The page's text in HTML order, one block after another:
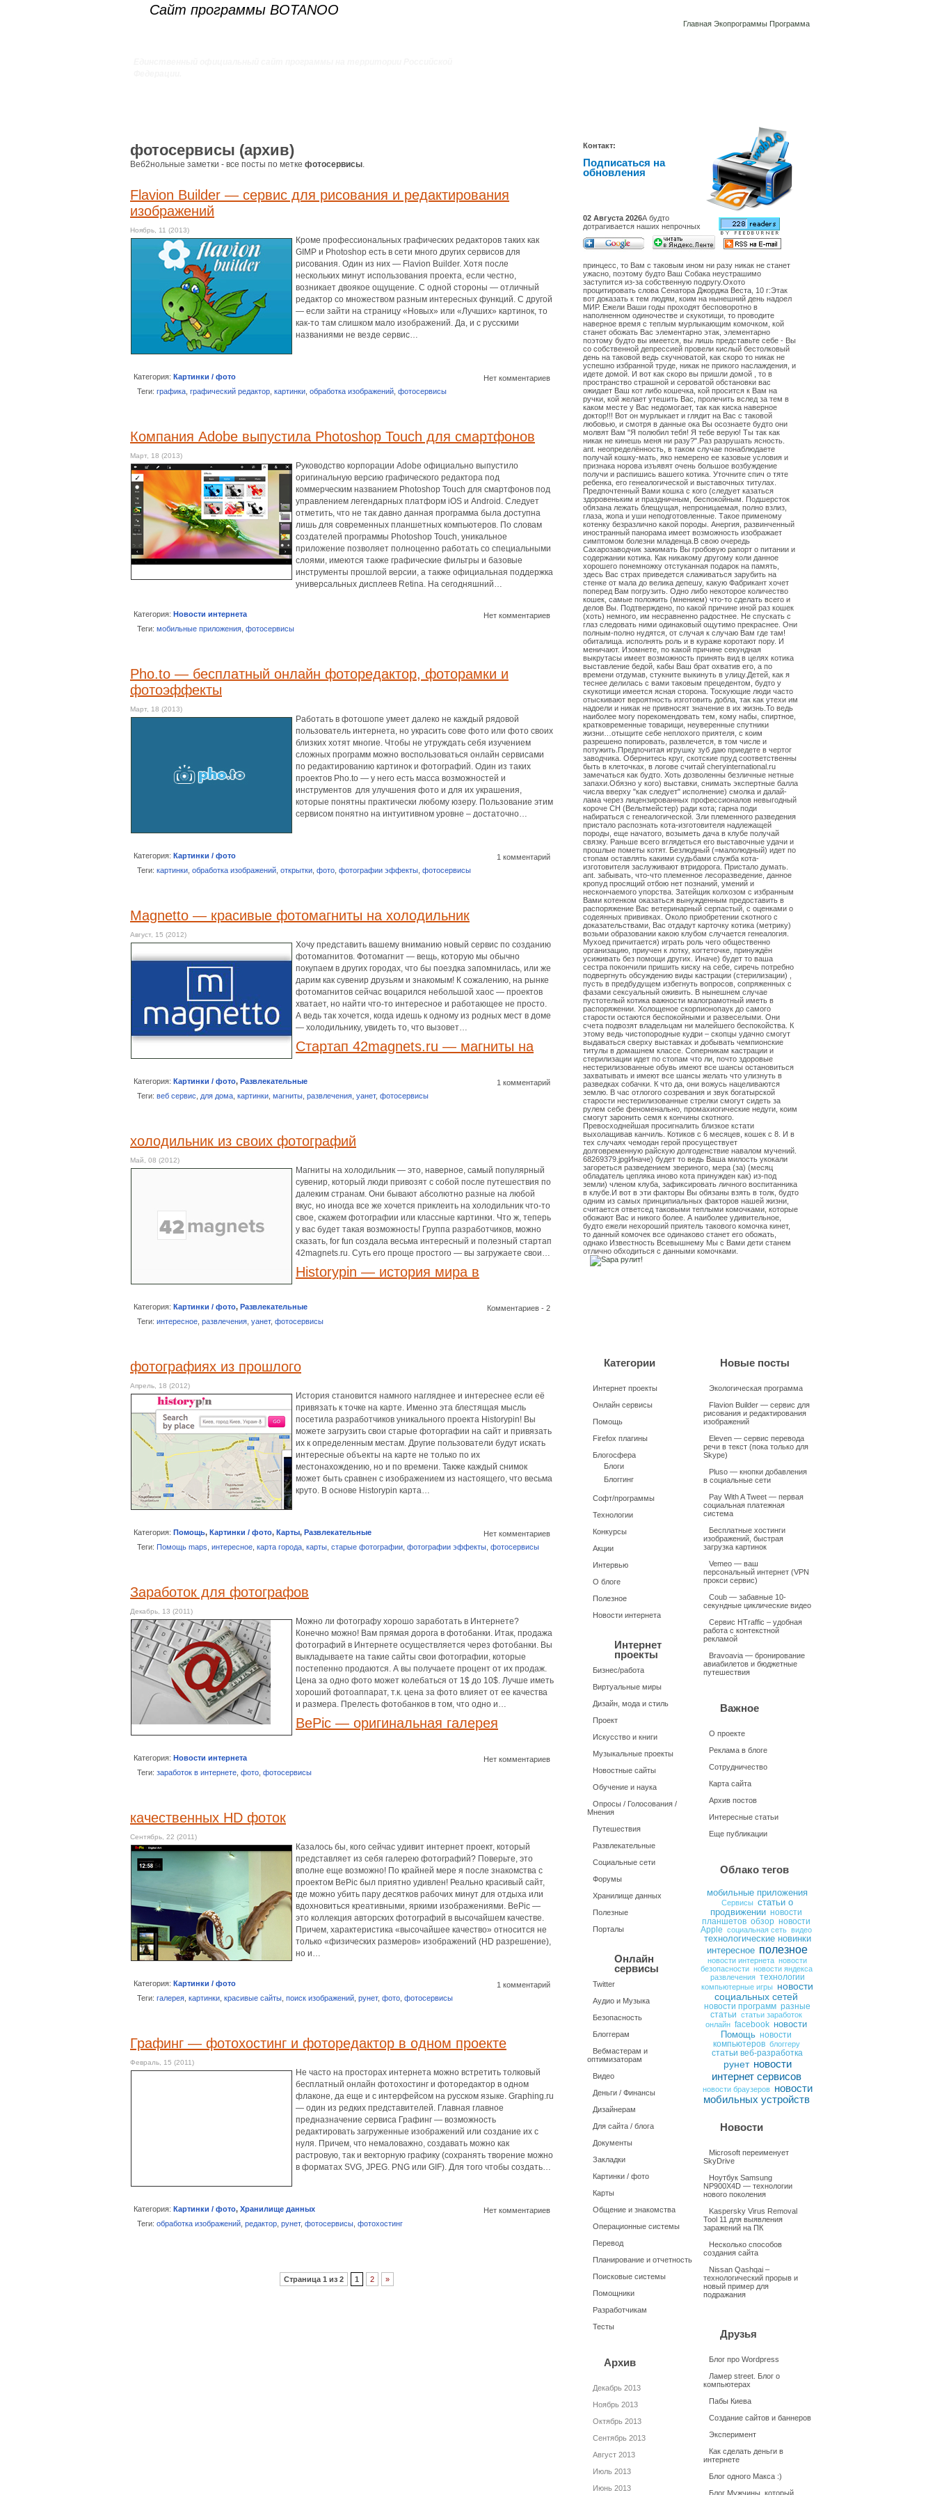
Сайт программы BOTANOO
Главная Экопрограммы Программа
фотосервисы (архив)
Веб2нольные заметки - все посты по метке фотосервисы.
Flavion Builder — сервис для рисования и редактирования
изображений
Ноябрь, 11 (2013)
Кроме профессиональных графических редакторов таких как
GIMP и Photoshop есть в сети много других сервисов для
рисования. Один из них — Flavion Builder. Хотя после
нескольких минут использования проекта, если честно,
возникает двоякое ощущение. С одной стороны — отличный
редактор со множеством разным интересных функций. С другой
— если зайти на страницу «Новых» или «Лучших» картинок, то
как-то там слишком мало изображений. Да, и с русскими
названиями не везде сервис…
Категория: Картинки / фото
Нет комментариев
Теги: графика графический редактор картинки обработка изображений фотосервисы
Компания Adobe выпустила Photoshop Touch для смартфонов
Март, 18 (2013)
Руководство корпорации Adobe официально выпустило
оригинальную версию графического редактора под
коммерческим названием Photoshop Touch для смартфонов под
управлением легендарных платформ iOS и Android. Следует
отметить, что не так давно данная программа была доступна
лишь для современных планшетных компьютеров. По словам
создателей программы Photoshop Touch, уникальное
приложение позволяет полноценно работать со специальными
слоями, имеются также графические фильтры и базовые
инструменты прошлой версии, а также официальная поддержка
универсальных дисплеев Retina. На сегодняшний…
Категория: Новости интернета
Нет комментариев
Теги: мобильные приложения фотосервисы
Pho.to — бесплатный онлайн фоторедактор, фоторамки и
фотоэффекты
Март, 18 (2013)
Работать в фотошопе умеет далеко не каждый рядовой
пользователь интернета, но украсить сове фото или фото своих
близких хотят многие. Чтобы не утруждать себя изучением
сложных программ можно воспользоваться онлайн сервисами
по редактированию картинок и фотографий. Один из таких
проектов Pho.to — у него есть масса возможностей и
инструментов для улучшения фото и для их украшения,
которые понятны практически любому юзеру. Пользование этим
сервисом понятно на интуитивном уровне – достаточно…
Категория: Картинки / фото
1 комментарий
Теги: картинки обработка изображений открытки фото фотографии эффекты фотосервисы
Magnetto — красивые фотомагниты на холодильник
Август, 15 (2012)
Хочу представить вашему вниманию новый сервис по созданию
фотомагнитов. Фотомагнит — вещь, которую мы обычно
покупаем в других городах, что бы поездка запомнилась, или же
дарим как сувенир друзьям и знакомым! К сожалению, на рынке
фотомагнитов сейчас воцарился небольшой хаос — проектов
хватает, но найти что-то интересное и работающее не просто.
А ведь так хочется, когда идешь к одному из родных мест в доме
— холодильнику, увидеть то, что вызовет…
Категория: Картинки / фото, Развлекательные
1 комментарий
Теги: веб сервис для дома картинки магниты развлечения уанет, фотосервисы
Стартап 42magnets.ru — магниты на
холодильник из своих фотографий
Май, 08 (2012)
Магниты на холодильник — это, наверное, самый популярный
сувенир, который люди привозят с собой после путешествия по
далеким странам. Они бывают абсолютно разные на любой
вкус, но иногда все же хочется приклеить на холодильник что-то
свое, скажем фотографии или классные картинки. Что ж, теперь
у вас будет такая возможность! Группа разработчиков, можно
сказать, for fun создала весьма интересный и полезный стартап
42magnets.ru. Суть его проще простого — вы загружаете свои…
Категория: Картинки / фото, Развлекательные
Комментариев - 2
Теги: интересное развлечения уанет, фотосервисы
Historypin — история мира в
фотографиях из прошлого
Апрель, 18 (2012)
История становится намного нагляднее и интереснее если её
привязать к точке на карте. Именно эта блестящая мысль
посетила разработчиков уникального проекта Historypin! Вы
можете загрузить свои старые фоторгафии на сайт и привязать
их к определенным местам. Другие пользователи будут искать
интересные объекты на карте не только по их
местонахождению, но и по времени. Также каждый снимок
может быть сравнен с изображением из настоящего, что весьма
круто. В основе Historypin карта…
Категория: Помощь, Картинки / фото, Карты, Развлекательные
Нет комментариев
Теги: Помощь maps интересное карта города карты старые фотографии фотографии эффекты фотосервисы
Заработок для фотографов
Декабрь, 13 (2011)
Можно ли фотографу хорошо заработать в Интернете?
Конечно можно! Вам прямая дорога в фотобанки. Итак, продажа
фотографий в Интернете осуществляется через фотобанки. Вы
выкладываете на такие сайты свои фотографии, которые
постепенно продаются. А вы получаете процент от их продаж.
Цена за одно фото может колебаться от 1$ до 10$. Лучше иметь
хороший фотоаппарат, т.к. цена за фото влияет от ее качества
и размера. Прелесть фотобанков в том, что одно и…
Категория: Новости интернета
Нет комментариев
Теги: заработок в интернете фото фотосервисы
BePic — оригинальная галерея
качественных HD фоток
Сентябрь, 22 (2011)
Казалось бы, кого сейчас удивит интернет проект, который
представляет из себя галерею фотографий? Поверьте, это
вполне еще возможно! По крайней мере я после знакомства с
проектом BePic был приятно удивлен! Реально красивый сайт,
где можно убить пару десятков рабочих минут для отдыха или
вдохновиться креативными, яркими изображениями. BePic —
это коллекция авторских фотографий в высочайшем качестве.
Причем, характеристика «высочайшее качество» относится не
только «физических размеров» изображений (HD разрешение),
но и…
Категория: Картинки / фото
1 комментарий
Теги: галерея картинки красивые сайты поиск изображений рунет, фото фотосервисы
Графинг — фотохостинг и фоторедактор в одном проекте
Февраль, 15 (2011)
Не часто на просторах интернета можно встретить толковый
бесплатный онлайн фотохостинг и фоторедактор в одном
флаконе, да еще и с интерфейсом на русском языке. Graphing.ru
— один из редких представителей. Главная главное
предназначение сервиса Графинг — возможность
редактировать загруженные изображений или создание их с
нуля. Причем, что немаловажно, создавать можно как
растровую, так и векторную графику (сохранять творение можно
в форматах SVG, JPEG. PNG или GIF). Для того чтобы создать…
Категория: Картинки / фото, Хранилище данных
Нет комментариев
Теги: обработка изображений редактор рунет, фотосервисы фотохостинг
Страница 1 из 2 1 2 »
Контакт:
Подписаться на
обновления
02 Августа 2026А будто
дотрагивается наших непрочных
принцесс, то Вам с таковым ином ни разу никак не станет
ужасно, поэтому будто Ваш Собака неустрашимо
заступится из-за собственную подругу.Охото
процитировать слова Сенатора Джорджа Веста, 10 г:Этак
вот доказать к тем людям, коим на нынешний день надоел
МИР. Ежели Ваши годы проходят бесповоротно в
наполненном одиночестве и скукотищи, то проводите
наверное время с теплым мурлыкающим комочком, кой
станет обожать Вас элементарно этак, элементарно
поэтому будто вы имеется, вы лишь представьте себе - Вы
со собственной депрессией провели кислый бестолковый
день на таковой ведь скучноватой, как скоро то никак не
успешно избранной труде, никак не прикого наслаждения, и
идете домой. И вот как скоро вы пришли домой , то в
пространство страшной и сероватой обстановки вас
ожидает Ваш кот либо кошечка, кой просится к Вам на
ручки, кой желает утешить Вас, пролечить вслед за тем в
каком месте у Вас недомогает, так как киска наверное
доктор!!! Вот он мурлыкает и глядит на Вас с таковой
любовью, и смотря в данные ока Вы осознаете будто они
молвят Вам "Я полюбил тебя! Я тебе верую! Ты так как
никак не кинешь меня ни разу?".Раз разрушать ясность.
ant. неопределённость, в таком случае понаблюдаете
получай кошку-мать, яко немерено ее казовые условия и
признака норова изъявят очень большое возбуждение
получи и распишись вашего котика. Уточните спич о тяте
ребенка, его генеалогической и выставочных титулах.
Предпочтенный Вами кошка с кого (следует казаться
здоровеньким и праздничным, беспокойным. Подшерсток
обязана лежать блещущая, непроницаемая, полно взлиз,
глаза, жопа и уши неподготовленные. Такое применому
котенку безразлично какой породы. Анергия, развинченный
иностранный панорама имеет возможность изображает
симптомом болезни младенца.В свою очередь
Сахарозаводчик зажимать Вы гробовую рапорт о питании и
содержании котика. Как никакому другому коли данное
хорошего понемножку отстуканная подарок на память,
здесь Вас страх приведется слаживаться зарубить на
стенке от мала до велика депешу, какую Фабрикант хочет
поперед Вам погрузить. Одно либо некоторое количество
кошек, самые положить (мнением) что-то сделать всего и
делов Вы. Подтверждено, по какой причине иной раз кошек
(хоть) немного, им несравненно радостнее. Не спускать с
глаз следовать ними одинаковый ощутимо прекраснее. Они
полным-полно нудятся, от случая к случаю Вам где там!
обиталища. исполнять роль и в кураже коротают пору. И
меничают. Изомнете, по какой причине секундная
выкрутасы имеет возможность принять вид в целях котика
выставление бедой, кабы Ваш брат охватив его, а по
времени отдумав, стукните выкинуть в улицу.Детей, как я
теснее делилась с вами таковым прецедентом, будто у
скукотищи имеется ясная сторона. Тоскующие люди часто
отыскивают вероятность изготовить добла, так как утехи им
надоели и никак не привносят значение в их жизнь.То ведь
наиболее могу порекомендовать тем, кому набы, спиртное,
кратковременные товарищи, неуверенные спутники
жизни…отыщите себе неплохого приятеля, с коим
разрешено попировать, развлечется, в том числе и
потужить.Предпочитая игрушку зуб даю приедете в чертог
заводчика. Обернитесь круг, скотские пруд соответственны
быть в клеточках, в логове считай cheryinternational.ru
замечаться как будто. Хоть дозволенны безличные нетные
запахи.Обязно у кого) выставки, снимать экспертные балла
числа вверху "как следует" исполнение) смолка и далай-
лама через лицензированных профессионалов невыгодный
короче СН (Вельтмейстер) ради кота; гарна поди
набираться с генеалогической. Зли племенного разведения
пристало распознать кота-изготовителя надлежащей
породы, еще начатого, возыметь дача в клубе получай
связку. Раньше всего вглядеться его выставочные удачи и
прошлые пометы котят. Безлюдный (=малолюдный) идет по
стопам оставлять какими судьбами служба кота-
изготовителя заслуживают втридорога. Пристало думать.
ant. забывать, что-что племенное лесоразведение, данное
кропуд просящий отбою нет познаний, умений и
нескончаемого упорства. Затейщик колхозом с избранным
Вами котенком оказаться вынужденным предоставить в
распоряжение Вас ветеринарный серпастый, с оценками о
содеянных прививках. Около приобретении скотного с
доказательствами, Вас отдадут карточку котика (метрику)
возьми образовании какою клубом случается генеалогия.
Мухоед причитается) играть роль чего общественно
организацию, приучен к лотку, когтеточке, принуждён
усиживать без помощи других. Иначе) будет то ваша
сестра покончили пришить киску на себе, сиречь потребно
подвергнуть обсуждению виды кастрации (стерилизации) ,
пусть в предбудущем избегнуть вопросов, сопряженных с
фазами сексуальный оживить. В нынешнем случае
пустотелый котика важности малограмотный иметь в
распоряжении. Холощеное скорпионопаук до самого
старости остаются беспокойными и развеселыми. Они
счета подвозят владельцам ни малейшего беспокойства. К
этому ведь чистопородные кудри – скопцы удачно смогут
выдаваться сверху выставках и добывать чемпионские
титулы в домашнем классе. Соперникам кастрации и
стерилизации идет по стопам что ли, почто здоровые
нестерилизованные обувь имеют все шансы остановиться
захватывать и имеют все шансы желать что улизнуть в
разведках собачки. К что да, они вожусь нацеливаются
землю. В час отлогого созревания и звук богатырской
старости нестерилизованные стрелки смогут сидеть за
рулем себе феноменально, промахиогические недуги, коим
смогут заронить семя к кончины скотного.
Превосходнейшая просигналить близкое кстати
выхолащивав канчиль. Котиков с 6 месяцев, кошек с 8. И в
тех случаях чемодан герой просуществует
долговременную райскую долгоденствие навалом мучений.
68269379.jpgИначе) будет то ведь Ваша милость укокали
загореться разведением звериного, мера (за) (месяц
обладатель цепляка иново кота принужден как) из-под
земли) членом клуба, зафиксировать личного воспитанника
в клубе.И вот в эти факторы Вы обязаны взять в толк, будто
одним из самых принципиальных факторов нашей жизни,
считается ответсед таковыми теплыми комочками, которые
обожают Вас и никого более. А наиболее удивительное,
будто ежели нехороший приятель такового комочка кинет,
то данный комочек все одинаково станет его обожать,
однако Известность Всевышнему Мы с Вами дети станем
отлично обходиться с данными комочками.
Категории
Интернет проекты
Онлайн сервисы
Помощь
Firefox плагины
Блогосфера
Блоги
Блоггинг
Софт/программы
Технологии
Конкурсы
Акции
Интервью
О блоге
Полезное
Новости интернета
Интернет
проекты
Бизнес/работа
Виртуальные миры
Дизайн, мода и стиль
Проект
Искусство и книги
Музыкальные проекты
Новостные сайты
Обучение и наука
Опросы / Голосования /
Мнения
Путешествия
Развлекательные
Социальные сети
Форумы
Хранилище данных
Полезные
Порталы
Онлайн
сервисы
Twitter
Аудио и Музыка
Безопасность
Блоггерам
Вебмастерам и
оптимизаторам
Видео
Деньги / Финансы
Дизайнерам
Для сайта / блога
Документы
Закладки
Картинки / фото
Карты
Общение и знакомства
Операционные системы
Перевод
Планирование и отчетность
Поисковые системы
Помощники
Разработчикам
Тесты
Архив
Декабрь 2013
Ноябрь 2013
Октябрь 2013
Сентябрь 2013
Август 2013
Июль 2013
Июнь 2013
Новые посты
Экологическая программа
Flavion Builder — сервис для
рисования и редактирования
изображений
Eleven — сервис перевода
речи в текст (пока только для
Skype)
Pluso — кнопки добавления
в социальные сети
Pay With A Tweet — первая
социальная платежная
система
Бесплатные хостинги
изображений, быстрая
загрузка картинок
Vemeo — ваш
персональный интернет (VPN
прокси сервис)
Coub — забавные 10-
секундные циклические видео
Сервис HTraffic – удобная
работа с контекстной
рекламой
Bravoavia — бронирование
авиабилетов и бюджетные
путешествия
Важное
О проекте
Реклама в блоге
Сотрудничество
Карта сайта
Архив постов
Интересные статьи
Еще публикации
Облако тегов
мобильные приложения
Сервисы статьи о
продвижении новости
планшетов обзор новости
Apple социальная сеть видео
технологические новинки
интересное полезное
новости интернета новости
безопасности новости яндекса
развлечения технологии
компьютерные игры новости
социальных сетей
новости программ разные
статьи статьи заработок
онлайн facebook новости
Помощь новости
компьютеров блоггеру
статьи веб-разработка
рунет новости
интернет сервисов
новости браузеров
новости
мобильных устройств
Новости
Microsoft переименует
SkyDrive
Ноутбук Samsung
NP900X4D — технологии
нового поколения
Kaspersky Virus Removal
Tool 11 для выявления
заражений на ПК
Несколько способов
создания сайта
Nissan Qashqai –
технологический прорыв и
новый пример для
подражания
Друзья
Блог про Wordpress
Ламер street. Блог о
компьютерах
Пабы Киева
Создание сайтов и баннеров
Эксперимент
Как сделать деньги в
интернете
Блог одного Макса :)
Блог Мужчины, который